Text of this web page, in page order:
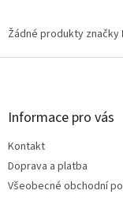
Žádné produkty značky
Z
Informace pro vás
Kontakt
Doprava a platba
Všeobecné obchodní